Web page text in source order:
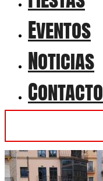
Eventos
Noticias
Contacto